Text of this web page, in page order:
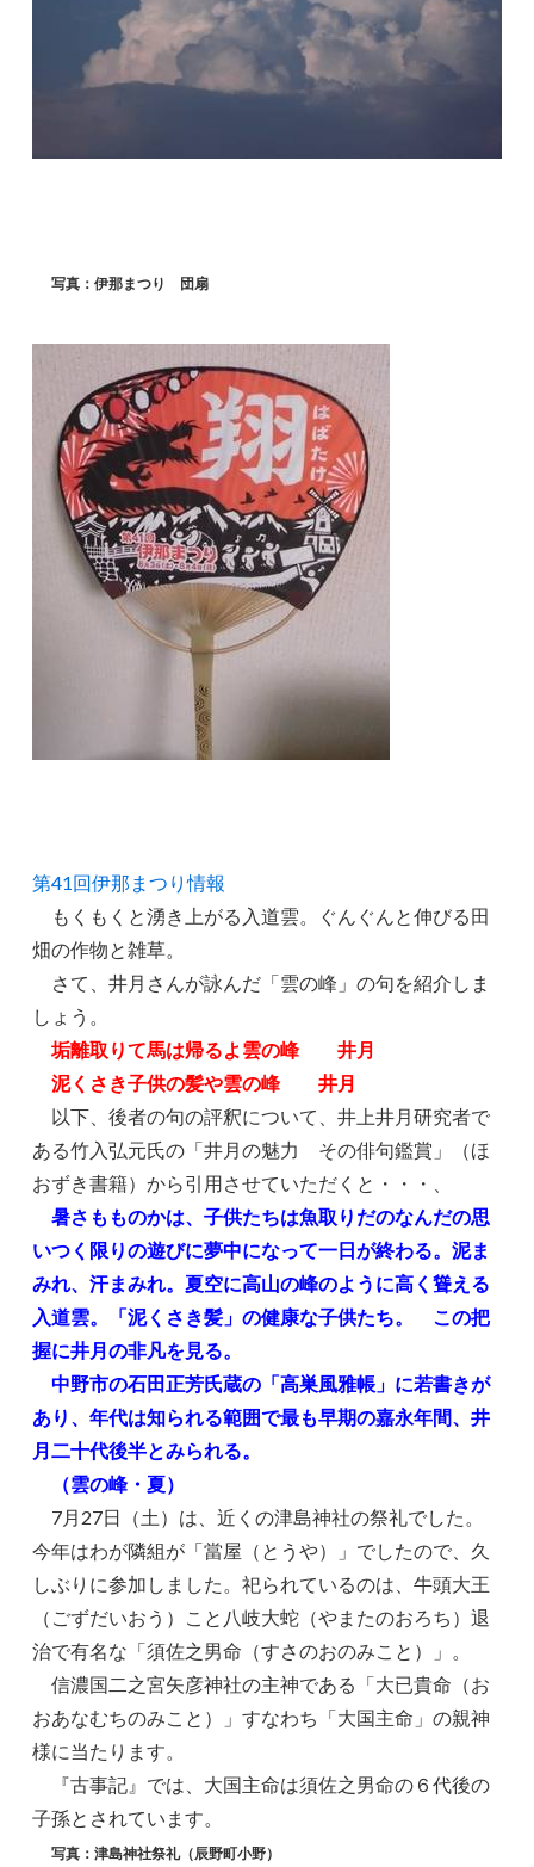
写真：伊那まつり 団扇
第41回伊那まつり情報
もくもくと湧き上がる入道雲。ぐんぐんと伸びる田
畑の作物と雑草。
さて、井月さんが詠んだ「雲の峰」の句を紹介しま
しょう。
垢離取りて馬は帰るよ雲の峰 井月
泥くさき子供の髪や雲の峰 井月
以下、後者の句の評釈について、井上井月研究者で
ある竹入弘元氏の「井月の魅力 その俳句鑑賞」（ほ
おずき書籍）から引用させていただくと・・・、
暑さもものかは、子供たちは魚取りだのなんだの思
いつく限りの遊びに夢中になって一日が終わる。泥ま
みれ、汗まみれ。夏空に高山の峰のように高く聳える
入道雲。「泥くさき髪」の健康な子供たち。 この把
握に井月の非凡を見る。
中野市の石田正芳氏蔵の「高巣風雅帳」に若書きが
あり、年代は知られる範囲で最も早期の嘉永年間、井
月二十代後半とみられる。
（雲の峰・夏）
7月27日（土）は、近くの津島神社の祭礼でした。
今年はわが隣組が「當屋（とうや）」でしたので、久
しぶりに参加しました。祀られているのは、牛頭大王
（ごずだいおう）こと八岐大蛇（やまたのおろち）退
治で有名な「須佐之男命（すさのおのみこと）」。
信濃国二之宮矢彦神社の主神である「大已貴命（お
おあなむちのみこと）」すなわち「大国主命」の親神
様に当たります。
『古事記』では、大国主命は須佐之男命の６代後の
子孫とされています。
写真：津島神社祭礼（辰野町小野）